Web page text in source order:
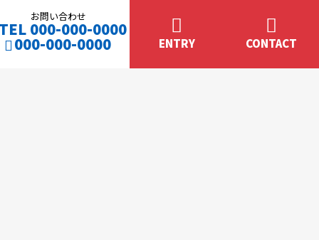
お問い合わせ
TEL 000-000-0000
000-000-0000 ENTRY CONTACT